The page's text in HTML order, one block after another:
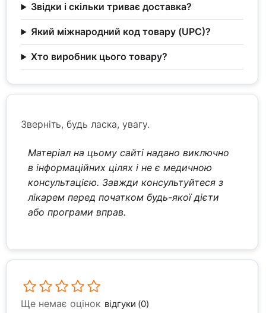
Звідки і скільки триває доставка?
Який міжнародний код товару (UPC)?
Хто виробник цього товару?
Зверніть, будь ласка, увагу.
Матеріал на цьому сайті надано виключно
в інформаційних цілях і не є медичною
консультацією. Завжди консультуйтеся з
лікарем перед початком будь-якої дієти
або програми вправ.
Ще немає оцінок відгуки (0)